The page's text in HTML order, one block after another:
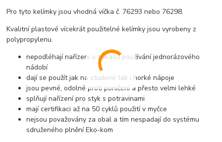
Pro tyto kelímky jsou vhodná víčka č. 76293 nebo 76298.
Kvalitní plastové vícekrát použitelné kelímky jsou vyrobeny z
polypropylenu.
nepodléhají nařízení o zákazu používání jednorázového
nádobí
dají se použít jak na studené tak i horké nápoje
jsou pevné, odolné proti poničení a přesto velmi lehké
splňují nařízení pro styk s potravinami
mají certifikaci až na 50 cyklů použití v myčce
nejsou považovány za obal a tím nespadají do systému
sdruženého plnění Eko-kom